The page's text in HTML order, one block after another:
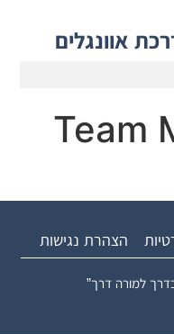
אוונגלים
Team
הצהרת נגישות
למורה דרך”